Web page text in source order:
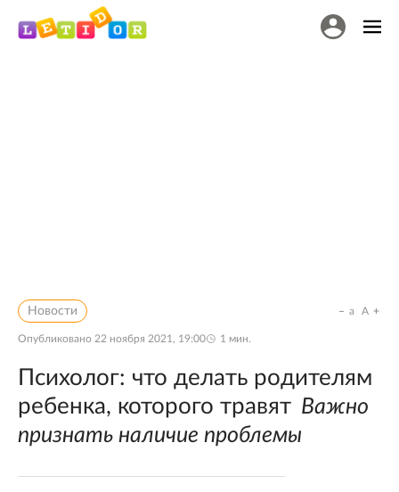
Новости
Опубликовано 22 ноября 2021, 19:00 1 мин.
a A
Психолог: что делать родителям
ребенка, которого травят Важно
признать наличие проблемы